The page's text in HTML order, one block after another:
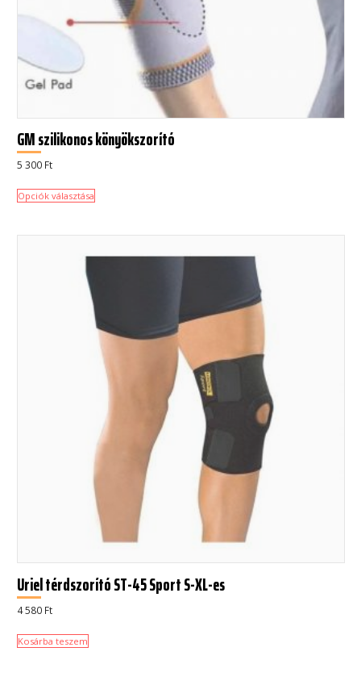
GM szilikonos könyökszorító
5 300 Ft
Opciók választása
Uriel térdszorító ST-45 Sport S-XL-es
4 580 Ft
Kosárba teszem